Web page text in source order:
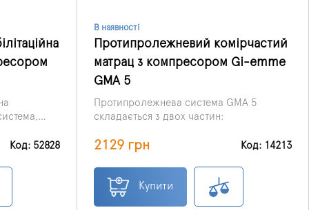
з
та
Код: 52828
В наявності
Протипролежневий комірчастий
матрац з компресором Gi-emme
GMA 5
Протипролежнева система GMA 5
складається з двох частин:
1. Матрац розміром 199х88х6,5,
групами камер, в які подається повітря;
2.
Потужний автоматичний компресор,
оснащений спеціальною
антивібраційною системою, що
2129 грн Код: 14213
Купити